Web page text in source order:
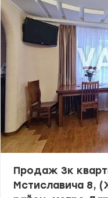
родини з дітьми: •
затишний двір • три
санвузол та ванна
Екологічний район,
м. Дарниця – 15 хвилин
та школи. В будинку
Затишне лобі на першому
Територія ЖК закрита
спортивні майданчики,
найкраще місце в
площею 6,5 м². Дзвоніть
попереднього запису на
063 392 35 35 valion.ua/
Продаж 3к
Мстиславича 8,